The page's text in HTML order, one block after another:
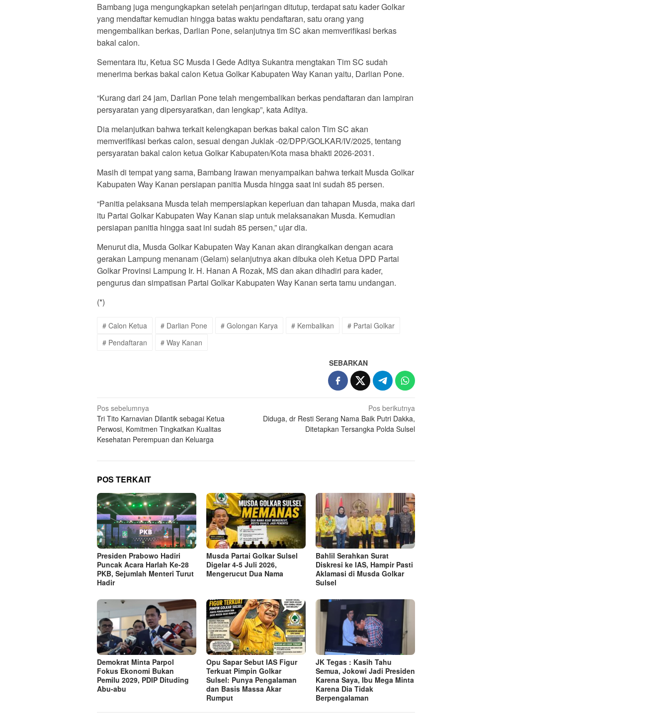
Bambang juga mengungkapkan setelah penjaringan ditutup, terdapat satu kader Golkar
yang mendaftar kemudian hingga batas waktu pendaftaran, satu orang yang
mengembalikan berkas, Darlian Pone, selanjutnya tim SC akan memverifikasi berkas
bakal calon.
Sementara itu, Ketua SC Musda I Gede Aditya Sukantra mengtakan Tim SC sudah
menerima berkas bakal calon Ketua Golkar Kabupaten Way Kanan yaitu, Darlian Pone.
“Kurang dari 24 jam, Darlian Pone telah mengembalikan berkas pendaftaran dan lampiran
persyaratan yang dipersyaratkan, dan lengkap”, kata Aditya.
Dia melanjutkan bahwa terkait kelengkapan berkas bakal calon Tim SC akan
memverifikasi berkas calon, sesuai dengan Juklak -02/DPP/GOLKAR/IV/2025, tentang
persyaratan bakal calon ketua Golkar Kabupaten/Kota masa bhakti 2026-2031.
Masih di tempat yang sama, Bambang Irawan menyampaikan bahwa terkait Musda Golkar
Kabupaten Way Kanan persiapan panitia Musda hingga saat ini sudah 85 persen.
“Panitia pelaksana Musda telah mempersiapkan keperluan dan tahapan Musda, maka dari
itu Partai Golkar Kabupaten Way Kanan siap untuk melaksanakan Musda. Kemudian
persiapan panitia hingga saat ini sudah 85 persen,” ujar dia.
Menurut dia, Musda Golkar Kabupaten Way Kanan akan dirangkaikan dengan acara
gerakan Lampung menanam (Gelam) selanjutnya akan dibuka oleh Ketua DPD Partai
Golkar Provinsi Lampung Ir. H. Hanan A Rozak, MS dan akan dihadiri para kader,
pengurus dan simpatisan Partai Golkar Kabupaten Way Kanan serta tamu undangan.
(*)
# Calon Ketua # Darlian Pone # Golongan Karya # Kembalikan
# Partai Golkar
# Pendaftaran
# Way Kanan
SEBARKAN
Navigasi
pos
Pos sebelumnya
Tri Tito Karnavian Dilantik sebagai Ketua
Perwosi, Komitmen Tingkatkan Kualitas
Kesehatan Perempuan dan Keluarga
Pos berikutnya
Diduga, dr Resti Serang Nama Baik Putri Dakka,
Ditetapkan Tersangka Polda Sulsel
POS TERKAIT
Presiden Prabowo Hadiri
Puncak Acara Harlah Ke-28
PKB, Sejumlah Menteri Turut
Hadir
Musda Partai Golkar Sulsel
Digelar 4-5 Juli 2026,
Mengerucut Dua Nama
Bahlil Serahkan Surat
Diskresi ke IAS, Hampir Pasti
Aklamasi di Musda Golkar
Sulsel
Demokrat Minta Parpol
Fokus Ekonomi Bukan
Pemilu 2029, PDIP Dituding
Abu-abu
Opu Sapar Sebut IAS Figur
Terkuat Pimpin Golkar
Sulsel: Punya Pengalaman
dan Basis Massa Akar
Rumput
JK Tegas : Kasih Tahu
Semua, Jokowi Jadi Presiden
Karena Saya, Ibu Mega Minta
Karena Dia Tidak
Berpengalaman